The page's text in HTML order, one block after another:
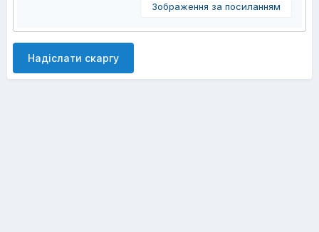
Зображення за посиланням
Надіслати скаргу